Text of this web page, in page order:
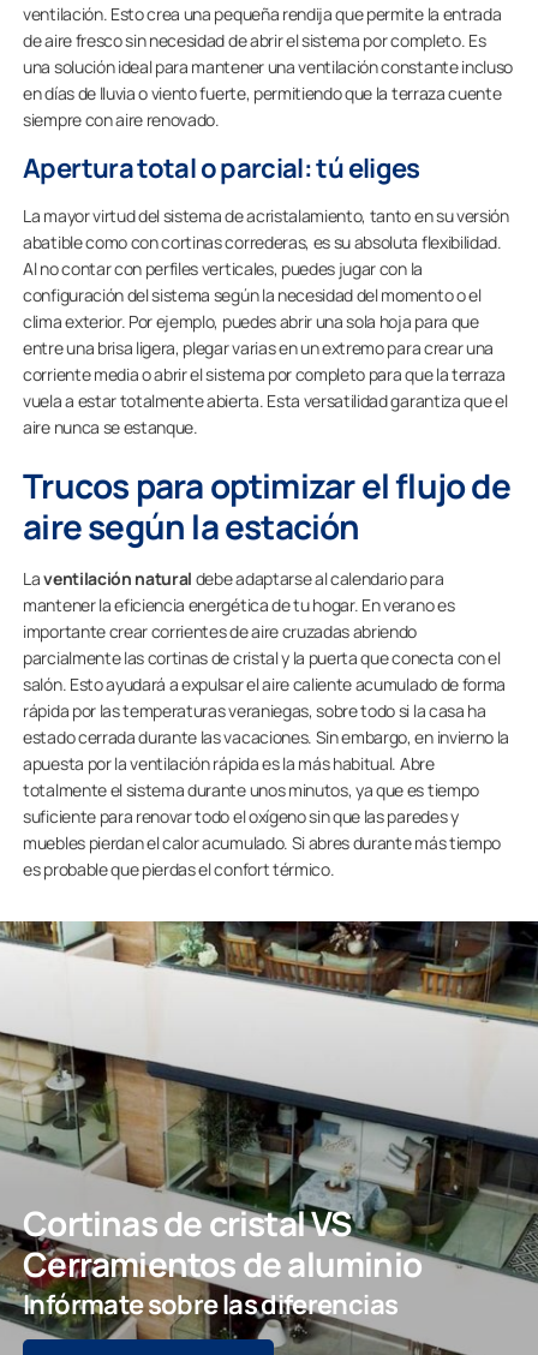
ventilación. Esto crea una pequeña rendija que permite la entrada
de aire fresco sin necesidad de abrir el sistema por completo. Es
una solución ideal para mantener una ventilación constante incluso
en días de lluvia o viento fuerte, permitiendo que la terraza cuente
siempre con aire renovado.
Apertura total o parcial: tú eliges
La mayor virtud del sistema de acristalamiento, tanto en su versión
abatible como con cortinas correderas, es su absoluta flexibilidad.
Al no contar con perfiles verticales, puedes jugar con la
configuración del sistema según la necesidad del momento o el
clima exterior. Por ejemplo, puedes abrir una sola hoja para que
entre una brisa ligera, plegar varias en un extremo para crear una
corriente media o abrir el sistema por completo para que la terraza
vuela a estar totalmente abierta. Esta versatilidad garantiza que el
aire nunca se estanque.
Trucos para optimizar el flujo de
aire según la estación
Laventilación natural debe adaptarse al calendario para
mantener la eficiencia energética de tu hogar. En verano es
importante crear corrientes de aire cruzadas abriendo
parcialmente las cortinas de cristal y la puerta que conecta con el
salón. Esto ayudará a expulsar el aire caliente acumulado de forma
rápida por las temperaturas veraniegas, sobre todo si la casa ha
estado cerrada durante las vacaciones. Sin embargo, en invierno la
apuesta por la ventilación rápida es la más habitual. Abre
totalmente el sistema durante unos minutos, ya que es tiempo
suficiente para renovar todo el oxígeno sin que las paredes y
muebles pierdan el calor acumulado. Si abres durante más tiempo
es probable que pierdas el confort térmico.
Cortinas de cristal VS
Cerramientos de aluminio
Infórmate sobre las diferencias